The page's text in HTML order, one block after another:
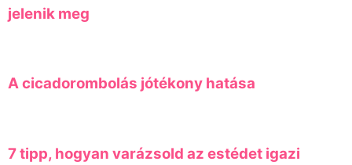
jelenik meg
A cicadorombolás jótékony hatása
7 tipp, hogyan varázsold az estédet igazi